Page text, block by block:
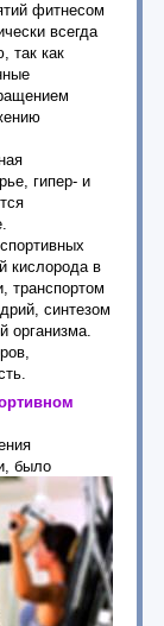
фитнесом
всегда
так как
гипер- и
кислорода в
транспортом
синтезом
организма.
было